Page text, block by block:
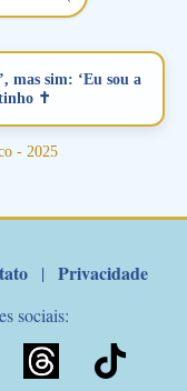
orações. Você que
relacionamento
santo amigo:
ele intercede por nós
e no Amor Materno
mas sim: ‘Eu sou a
✝
- 2025
| Privacidade
sociais: